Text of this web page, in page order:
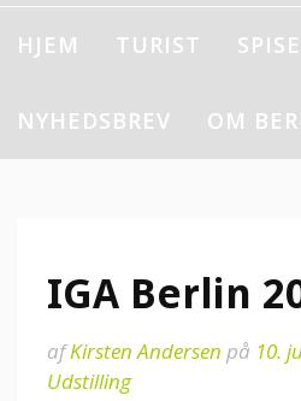
HJEM TURIST
NYHEDSBREV OM
IGA Berlin
afKirsten Andersen på 10.
Udstilling